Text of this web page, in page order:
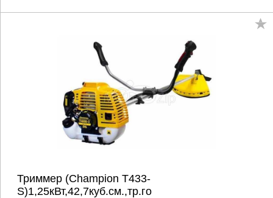
Триммер (Champion T433-
S)1,25кВт,42,7куб.см.,тр.го